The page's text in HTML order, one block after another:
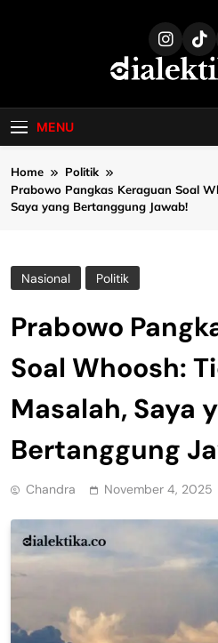
MENU
Home
Politik
Prabowo Pangkas Keraguan Soal
Saya yang Bertanggung Jawab!
Nasional Politik
Prabowo
Soal Whoosh:
Masalah, Saya
Bertanggung
Chandra November 4, 2025